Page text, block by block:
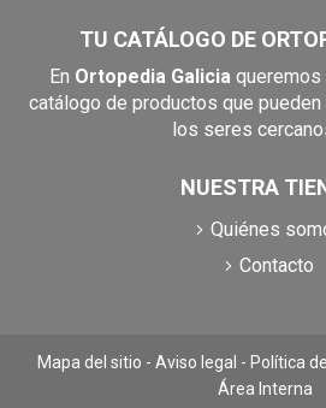
TU CATÁLOGO DE
En Ortopedia Galicia queremos
catálogo de productos que
los seres
NUESTRA
Quiénes
Contacto
Mapa del sitio - Aviso legal - Política
Área Interna